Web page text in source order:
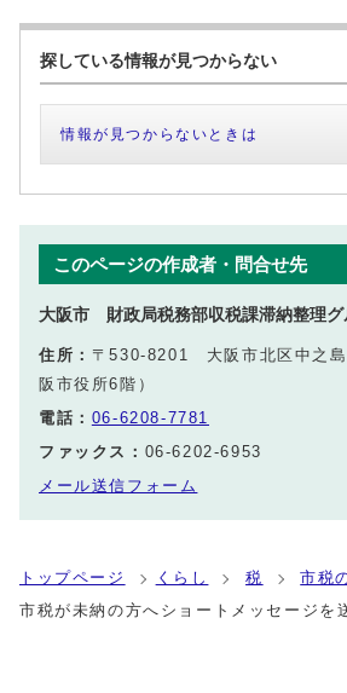
探している情報が見つからない
情報が見つからないときは
このページの作成者・問合せ先
大阪市 財政局税務部収税課滞納整理グ
住所： 〒530-8201 大阪市北区中之
阪市役所6階）
電話： 06-6208-7781
ファックス： 06-6202-6953
メール送信フォーム
トップページ くらし 税
市税
市税が未納の方へショートメッセージを